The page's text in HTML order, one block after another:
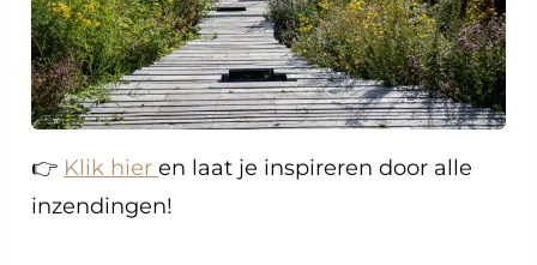
👉 Klik hier en laat je inspireren door alle
inzendingen!